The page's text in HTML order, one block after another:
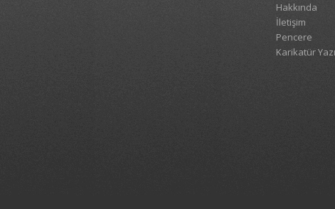
Hakkında
İletişim
Pencere
Karikatür